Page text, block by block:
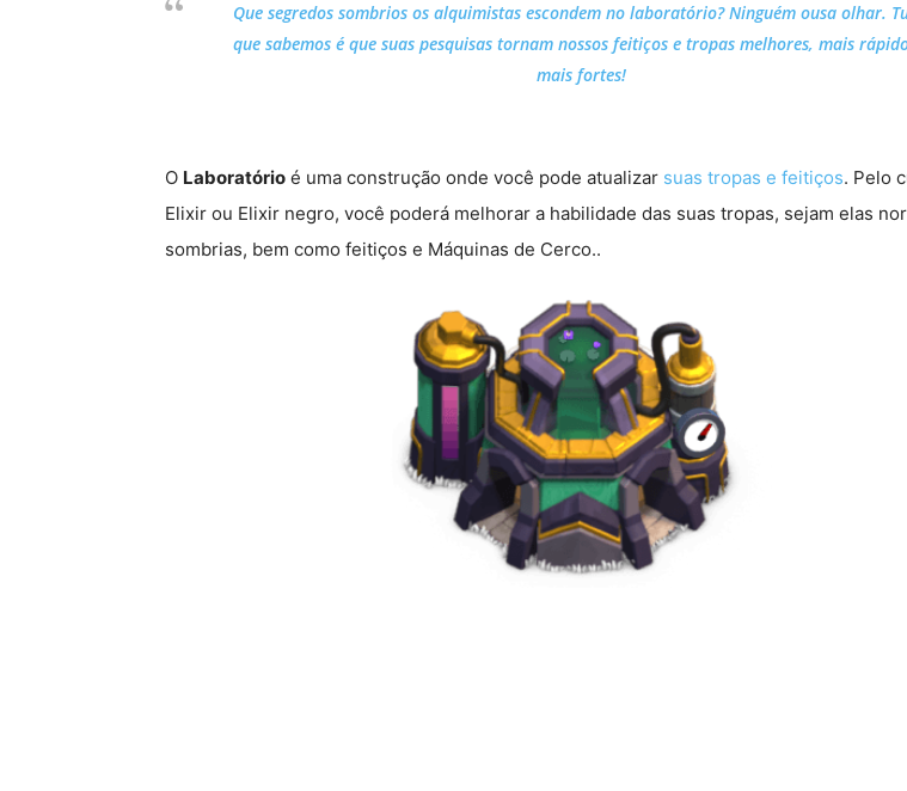
Que segredos sombrios os alquimistas escondem no laboratório? Ninguém ousa olhar.
que sabemos é que suas pesquisas tornam nossos feitiços e tropas melhores, mais
mais fortes!
O Laboratório é uma construção onde você pode atualizar suas tropas e feitiços. Pelo
Elixir ou Elixir negro, você poderá melhorar a habilidade das suas tropas, sejam elas
sombrias, bem como feitiços e Máquinas de Cerco..